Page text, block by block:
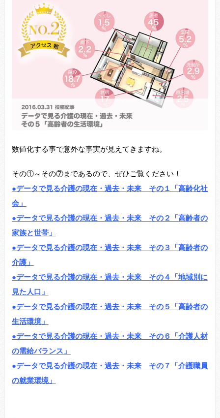
数値化する事で意外な事実が見えてきますね。
その①～その⑦まであるので、ぜひご覧ください！
●データで見る介護の現在・過去・未来 その１「高齢化社
会」
●データで見る介護の現在・過去・未来 その２「高齢者の
家族と世帯」
●データで見る介護の現在・過去・未来 その３「高齢者の
介護」
●データで見る介護の現在・過去・未来 その４「地域別に
見た人口」
●データで見る介護の現在・過去・未来 その５「高齢者の
生活環境」
●データで見る介護の現在・過去・未来 その６「介護人材
の需給バランス」
●データで見る介護の現在・過去・未来 その７「介護職員
の就業環境」